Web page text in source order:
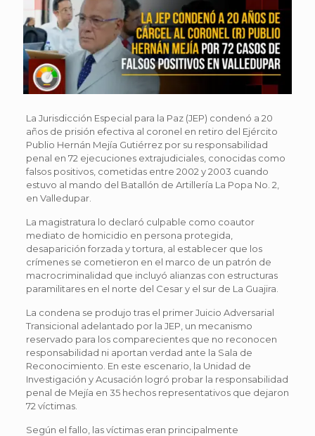
La Jurisdicción Especial para la Paz (JEP) condenó a 20
años de prisión efectiva al coronel en retiro del Ejército
Publio Hernán Mejía Gutiérrez por su responsabilidad
penal en 72 ejecuciones extrajudiciales, conocidas como
falsos positivos, cometidas entre 2002 y 2003 cuando
estuvo al mando del Batallón de Artillería La Popa No. 2,
en Valledupar.
La magistratura lo declaró culpable como coautor
mediato de homicidio en persona protegida,
desaparición forzada y tortura, al establecer que los
crímenes se cometieron en el marco de un patrón de
macrocriminalidad que incluyó alianzas con estructuras
paramilitares en el norte del Cesar y el sur de La Guajira.
La condena se produjo tras el primer Juicio Adversarial
Transicional adelantado por la JEP, un mecanismo
reservado para los comparecientes que no reconocen
responsabilidad ni aportan verdad ante la Sala de
Reconocimiento. En este escenario, la Unidad de
Investigación y Acusación logró probar la responsabilidad
penal de Mejía en 35 hechos representativos que dejaron
72 víctimas.
Según el fallo, las víctimas eran principalmente